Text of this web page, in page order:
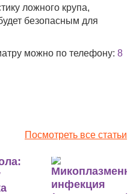
ложного крупа,
безопасным для
можно по телефону: 8
Посмотреть все статьи